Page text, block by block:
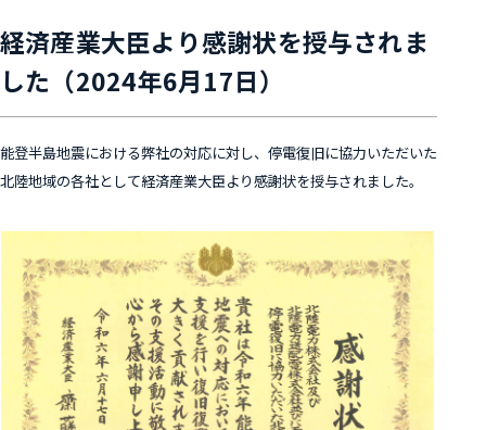
経済産業大臣より感謝状を授与されま
した（2024年6月17日）
能登半島地震における弊社の対応に対し、停電復旧に協力いただいた
北陸地域の各社として経済産業大臣より感謝状を授与されました。